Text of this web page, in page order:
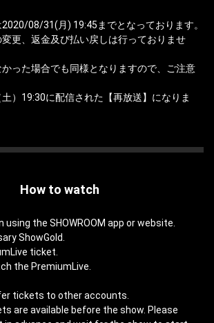
2020/08/31(月) 19:45までとなっております。
変更、返金及び払い戻しは行っておりませ
かった場合でも同様となりますので、ご注意
）19:30に配信された【再放送】になりま
How to watch
using the SHOWROOM app or website.
ShowGold.
ticket.
the PremiumLive.
tickets to other accounts.
are available before the show. Please